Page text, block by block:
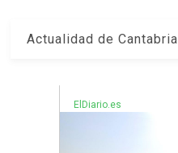
Actualidad de Cantabria
ElDiario.es